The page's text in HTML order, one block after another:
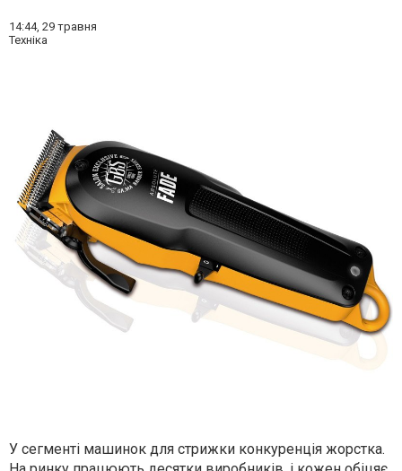
14:44, 29 травня
Техніка
У сегменті машинок для стрижки конкуренція жорстка.